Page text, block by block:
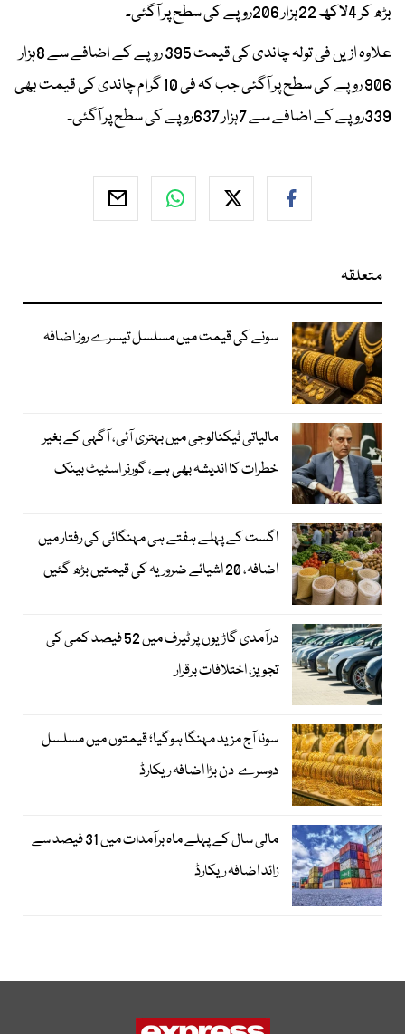
بڑھ کر 4لاکھ 22ہزار 206روپے کی سطح پر آگئی۔
علاوہ ازیں فی تولہ چاندی کی قیمت 395 روپے کے اضافے سے 8ہزار
906 روپے کی سطح پر آگئی جب کہ فی 10 گرام چاندی کی قیمت بھی
339روپے کے اضافے سے 7ہزار 637روپے کی سطح پر آگئی۔
متعلقہ
سونے کی قیمت میں مسلسل تیسرے روز اضافہ
مالیاتی ٹیکنالوجی میں بہتری آئی، آگہی کے بغیر
خطرات کا اندیشہ بھی ہے، گورنر اسٹیٹ بینک
اگست کے پہلے ہفتے ہی مہنگائی کی رفتار میں
اضافہ، 20 اشیائے ضروریہ کی قیمتیں بڑھ گئیں
درآمدی گاڑیوں پر ٹیرف میں 52 فیصد کمی کی
تجویز، اختلافات برقرار
سونا آج مزید مہنگا ہوگیا؛ قیمتوں میں مسلسل
دوسرے دن بڑا اضافہ ریکارڈ
مالی سال کے پہلے ماہ برآمدات میں 31 فیصد سے
زائد اضافہ ریکارڈ